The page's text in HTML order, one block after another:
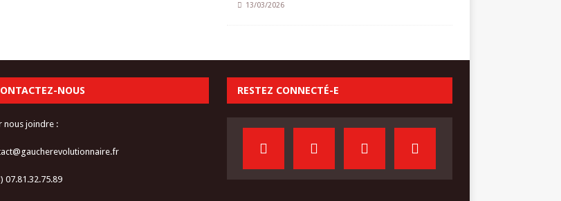
13/03/2026
NOUS
nous joindre :
07.81.32.75.89
RESTEZ CONNECTÉ-E